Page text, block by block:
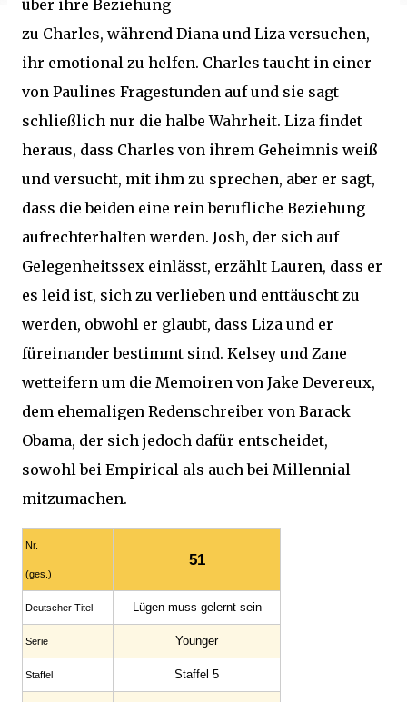
über ihre Beziehung
zu Charles, während Diana und Liza versuchen,
ihr emotional zu helfen. Charles taucht in einer
von Paulines Fragestunden auf und sie sagt
schließlich nur die halbe Wahrheit. Liza findet
heraus, dass Charles von ihrem Geheimnis weiß
und versucht, mit ihm zu sprechen, aber er sagt,
dass die beiden eine rein berufliche Beziehung
aufrechterhalten werden. Josh, der sich auf
Gelegenheitssex einlässt, erzählt Lauren, dass er
es leid ist, sich zu verlieben und enttäuscht zu
werden, obwohl er glaubt, dass Liza und er
füreinander bestimmt sind. Kelsey und Zane
wetteifern um die Memoiren von Jake Devereux,
dem ehemaligen Redenschreiber von Barack
Obama, der sich jedoch dafür entscheidet,
sowohl bei Empirical als auch bei Millennial
mitzumachen.
Nr.
(ges.)
51
Deutscher Titel Lügen muss gelernt sein
Serie Younger
Staffel Staffel 5